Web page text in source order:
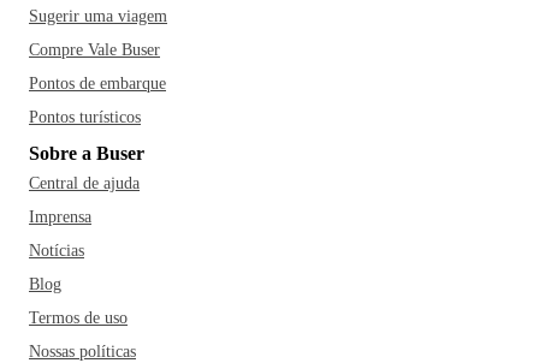
Sugerir uma viagem
Compre Vale Buser
Pontos de embarque
Pontos turísticos
Sobre a Buser
Central de ajuda
Imprensa
Notícias
Blog
Termos de uso
Nossas políticas